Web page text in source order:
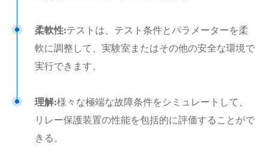
柔軟性:テストは、テスト条件とパラメーターを柔
軟に調整して、実験室またはその他の安全な環境で
実行できます。
理解:様々な極端な故障条件をシミュレートして、
リレー保護装置の性能を包括的に評価することがで
きる。